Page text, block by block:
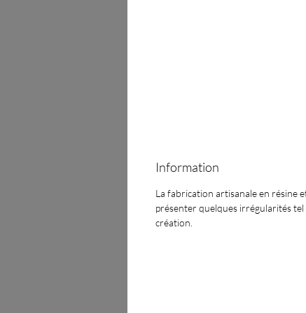
Information
La fabrication artisanale en résine
présenter quelques irrégularités tel
création.